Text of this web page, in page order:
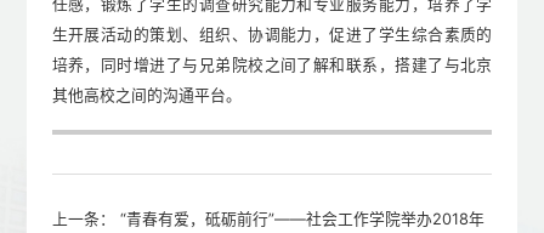
任感，锻炼了学生的调查研究能力和专业服务能力，培养了学
生开展活动的策划、组织、协调能力，促进了学生综合素质的
培养，同时增进了与兄弟院校之间了解和联系，搭建了与北京
其他高校之间的沟通平台。
上一条： “青春有爱，砥砺前行”——社会工作学院举办2018年